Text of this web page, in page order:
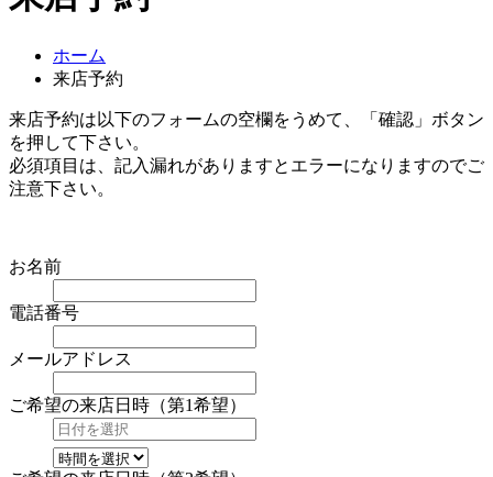
ホーム
来店予約
来店予約は以下のフォームの空欄をうめて、「確認」ボタン
を押して下さい。
必須項目は、記入漏れがありますとエラーになりますのでご
注意下さい。
お名前
電話番号
メールアドレス
ご希望の来店日時（第1希望）